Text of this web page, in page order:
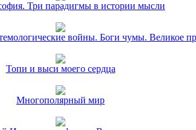
Три парадигмы в истории мысли
войны. Боги чумы. Великое
Топи и выси моего сердца
Многополярный мир